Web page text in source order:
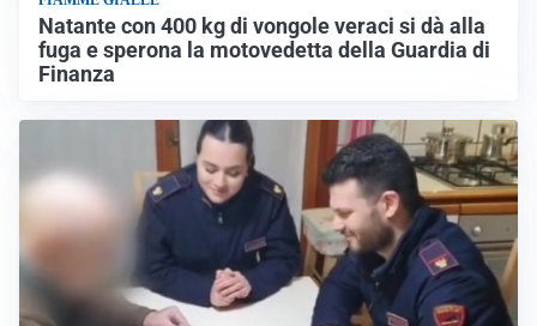
Natante con 400 kg di vongole veraci si dà alla
fuga e sperona la motovedetta della Guardia di
Finanza